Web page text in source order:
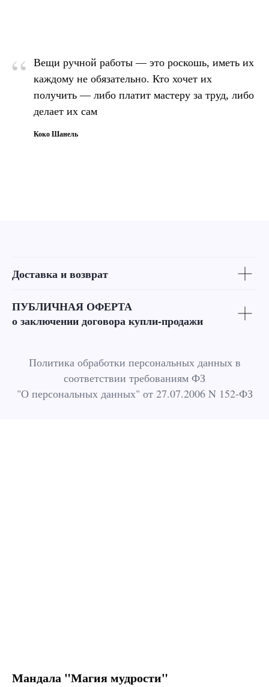
“
Вещи ручной работы — это роскошь, иметь их
каждому не обязательно. Кто хочет их
получить — либо платит мастеру за труд, либо
делает их сам
Коко Шанель
Доставка и возврат
ПУБЛИЧНАЯ ОФЕРТА
о заключении договора купли-продажи
Политика обработки персональных данных в
соответствии требованиям ФЗ
"О персональных данных" от 27.07.2006 N 152-ФЗ
Мандала "Магия мудрости"